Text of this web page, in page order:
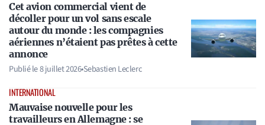
Cet avion commercial vient de
décoller pour un vol sans escale
autour du monde : les compagnies
aériennes n’étaient pas prêtes à cette
annonce
Publié le8 juillet 2026•Sebastien Leclerc
INTERNATIONAL
Mauvaise nouvelle pour les
travailleurs en Allemagne : se